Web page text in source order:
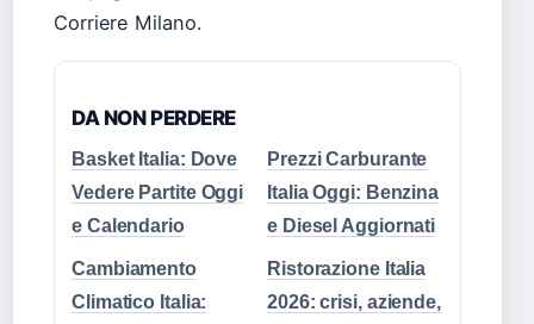
Corriere Milano.
DA NON PERDERE
Basket Italia: Dove
Vedere Partite Oggi
e Calendario
Prezzi Carburante
Italia Oggi: Benzina
e Diesel Aggiornati
Cambiamento
Climatico Italia:
Ristorazione Italia
2026: crisi, aziende,